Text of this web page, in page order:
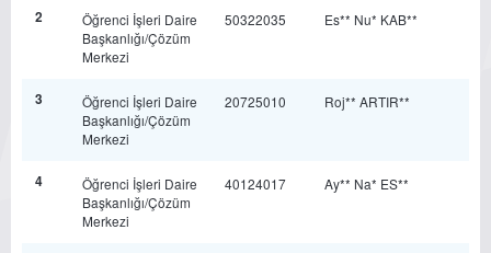
2
Öğrenci İşleri Daire
Başkanlığı/Çözüm
Merkezi
50322035 Es** Nu* KAB**
3
Öğrenci İşleri Daire
Başkanlığı/Çözüm
Merkezi
20725010 Roj** ARTIR**
4
Öğrenci İşleri Daire
Başkanlığı/Çözüm
Merkezi
40124017 Ay** Na* ES**